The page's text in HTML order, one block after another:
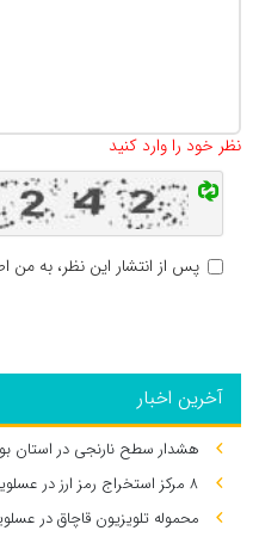
نظر خود را وارد کنید
پس از انتشار این نظر، به من
آخرین اخبار
هشدار سطح نارنجی در استان
۸ مرکز استخراج رمز ارز در عسلویه متلاشی شد
محموله تلویزیون قاچاق در